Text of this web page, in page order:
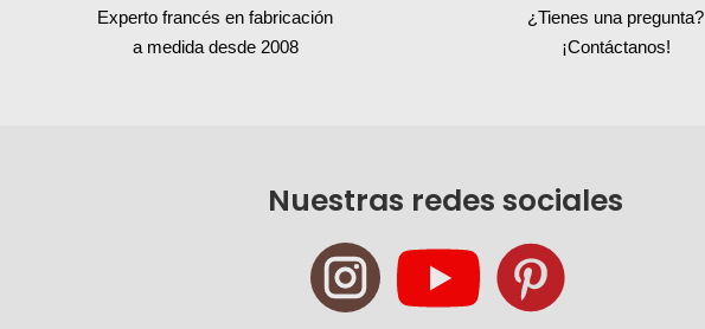
Experto francés en fabricación
a medida desde 2008
¿Tienes una pregunta?
¡Contáctanos!
Nuestras redes sociales